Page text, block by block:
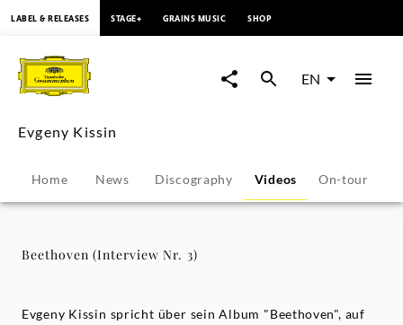
Beethoven
(Interview
Nr.
-
Evgeny
LABEL & RELEASES STAGE+ GRAINS MUSIC SHOP
EN
Evgeny Kissin
Home News Discography Videos On-tour
Beethoven (Interview Nr. 3)
Evgeny Kissin spricht über sein Album "Beethoven", auf